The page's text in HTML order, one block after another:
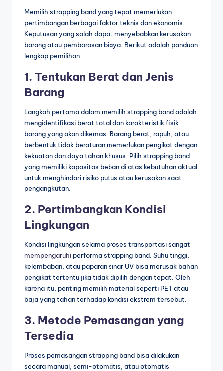
Memilih strapping band yang tepat memerlukan
pertimbangan berbagai faktor teknis dan ekonomis.
Keputusan yang salah dapat menyebabkan kerusakan
barang atau pemborosan biaya. Berikut adalah panduan
lengkap pemilihan.
1. Tentukan Berat dan Jenis
Barang
Langkah pertama dalam memilih strapping band adalah
mengidentifikasi berat total dan karakteristik fisik
barang yang akan dikemas. Barang berat, rapuh, atau
berbentuk tidak beraturan memerlukan pengikat dengan
kekuatan dan daya tahan khusus. Pilih strapping band
yang memiliki kapasitas beban di atas kebutuhan aktual
untuk menghindari risiko putus atau kerusakan saat
pengangkutan.
2. Pertimbangkan Kondisi
Lingkungan
Kondisi lingkungan selama proses transportasi sangat
mempengaruhi performa strapping band. Suhu tinggi,
kelembaban, atau paparan sinar UV bisa merusak bahan
pengikat tertentu jika tidak dipilih dengan tepat. Oleh
karena itu, penting memilih material seperti PET atau
baja yang tahan terhadap kondisi ekstrem tersebut.
3. Metode Pemasangan yang
Tersedia
Proses pemasangan strapping band bisa dilakukan
secara manual, semi-otomatis, atau otomatis